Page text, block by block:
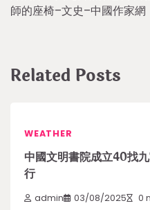
navigation
師的座椅–文史–中國作家網
Related Posts
WEATHER
中國文明書院成立40找
行
admin 03/08/2025 0